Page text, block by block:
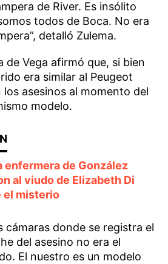
de River. Es insólito
todos de Boca. No era
detalló Zulema.
de Vega afirmó que, si bien
era similar al Peugeot
asesinos al momento del
modelo.
enfermera de González
al viudo de Elizabeth Di
el misterio
cámaras donde se registra el
del asesino no era el
El nuestro es un modelo